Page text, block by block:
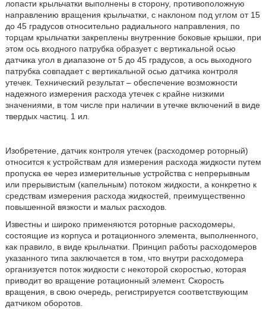
лопасти крыльчатки выполнены в сторону, противоположную
направлению вращения крыльчатки, с наклоном под углом от 15
до 45 градусов относительно радиального направления, по
торцам крыльчатки закреплены внутренние боковые крышки, при
этом ось входного патрубка образует с вертикальной осью
датчика угол в диапазоне от 5 до 45 градусов, а ось выходного
патрубка совпадает с вертикальной осью датчика контроля
утечек. Технический результат – обеспечение возможности
надежного измерения расхода утечек с крайне низкими
значениями, в том числе при наличии в утечке включений в виде
твердых частиц. 1 ил.
Изобретение, датчик контроля утечек (расходомер роторный)
относится к устройствам для измерения расхода жидкости путем
пропуска ее через измерительные устройства с непрерывным
или прерывистым (капельным) потоком жидкости, а конкретно к
средствам измерения расхода жидкостей, преимущественно
повышенной вязкости и малых расходов.
Известны и широко применяются роторные расходомеры,
состоящие из корпуса и ротационного элемента, выполненного,
как правило, в виде крыльчатки. Принцип работы расходомеров
указанного типа заключается в том, что внутри расходомера
организуется поток жидкости с некоторой скоростью, которая
приводит во вращение ротационный элемент. Скорость
вращения, в свою очередь, регистрируется соответствующим
датчиком оборотов.